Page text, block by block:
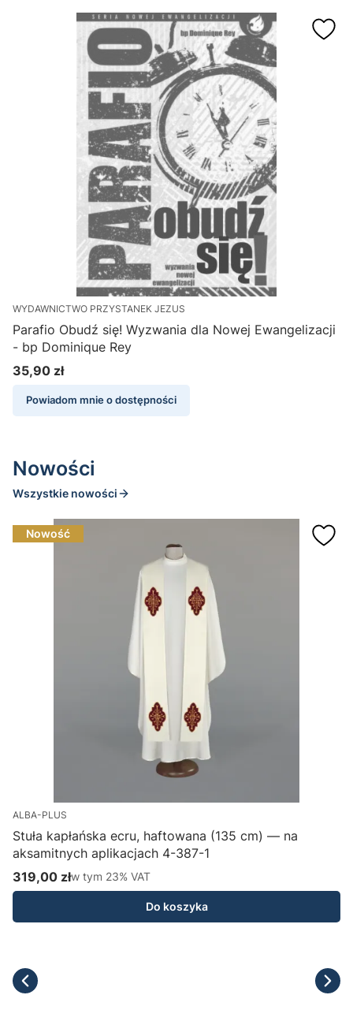
WYDAWNICTWO PRZYSTANEK JEZUS
Parafio Obudź się! Wyzwania dla Nowej Ewangelizacji
- bp Dominique Rey
Cena
35,90 zł
Powiadom mnie o dostępności
Nowości
Wszystkie nowości
Nowość
ALBA-PLUS
Stuła kapłańska ecru, haftowana (135 cm) — na
aksamitnych aplikacjach 4-387-1
Cena brutto
319,00 złw tym %s VAT
w tym 23% VAT
Do koszyka